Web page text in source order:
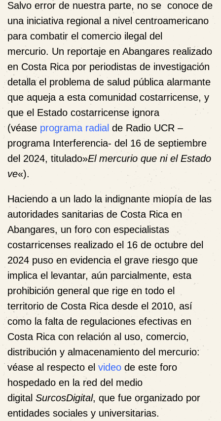
Salvo error de nuestra parte, no se conoce de
una iniciativa regional a nivel centroamericano
para combatir el comercio ilegal del
mercurio. Un reportaje en Abangares realizado
en Costa Rica por periodistas de investigación
detalla el problema de salud pública alarmante
que aqueja a esta comunidad costarricense, y
que el Estado costarricense ignora
(véase programa radial de Radio UCR –
programa Interferencia- del 16 de septiembre
del 2024, titulado»El mercurio que ni el Estado
ve«).
Haciendo a un lado la indignante miopía de las
autoridades sanitarias de Costa Rica en
Abangares, un foro con especialistas
costarricenses realizado el 16 de octubre del
2024 puso en evidencia el grave riesgo que
implica el levantar, aún parcialmente, esta
prohibición general que rige en todo el
territorio de Costa Rica desde el 2010, así
como la falta de regulaciones efectivas en
Costa Rica con relación al uso, comercio,
distribución y almacenamiento del mercurio:
véase al respecto el video de este foro
hospedado en la red del medio
digital SurcosDigital, que fue organizado por
entidades sociales y universitarias.